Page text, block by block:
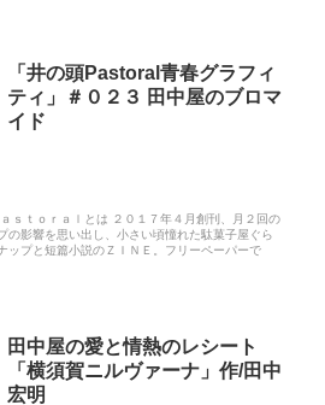
「井の頭Pastoral青春グラフィ
ティ」＃０２３ 田中屋のブロマ
イド
ｓｔｏｒａｌとは ２０１７年４月創刊、月２回の
の影響を思い出し、小さい頃憧れた駄菓子屋ぐら
ップと短篇小説のＺＩＮＥ。フリーペーパーで
田中屋の愛と情熱のレシート
「横須賀ニルヴァーナ」作/田中
宏明